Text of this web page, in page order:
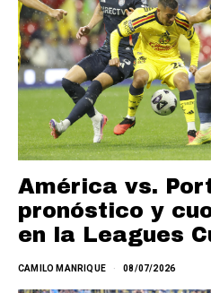
América vs.
pronóstico y
en la Leagues
CAMILO MANRIQUE 08/07/2026